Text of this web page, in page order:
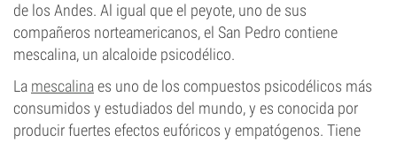
de los Andes. Al igual que el peyote, uno de sus
compañeros norteamericanos, el San Pedro contiene
mescalina, un alcaloide psicodélico.
La mescalinaes uno de los compuestos psicodélicos más
consumidos y estudiados del mundo, y es conocida por
producir fuertes efectos eufóricos y empatógenos. Tiene